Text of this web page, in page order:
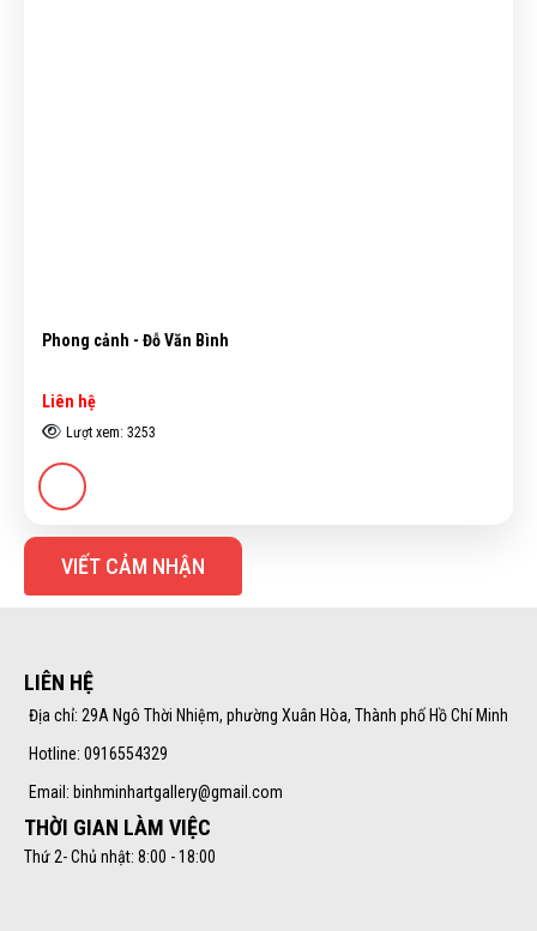
Phong cảnh - Đỗ Văn Bình
Liên hệ
Lượt xem: 3253
VIẾT CẢM NHẬN
LIÊN HỆ
Địa chỉ: 29A Ngô Thời Nhiệm, phường Xuân Hòa, Thành phố Hồ Chí Minh
Hotline: 0916554329
Email: binhminhartgallery@gmail.com
THỜI GIAN LÀM VIỆC
Thứ 2- Chủ nhật: 8:00 - 18:00